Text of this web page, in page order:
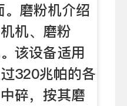
磨粉机介绍
机、磨粉
该设备适用
320兆帕的各
碎，按其磨